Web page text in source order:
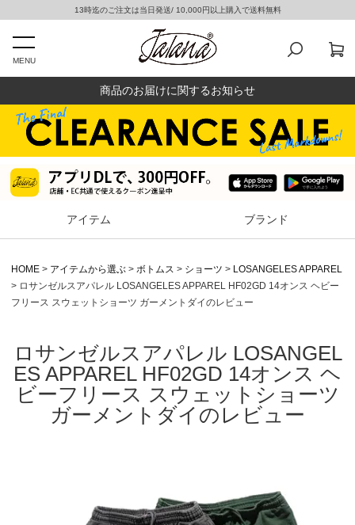
13時迄のご注文は当日発送/ 10,000円以上購入で送料無料
MENU
商品のお届けに関するお知らせ
アイテム ブランド
HOME アイテムから選ぶ ボトムス ショーツ
LOSANGELES APPAREL
ロサンゼルスアパレル LOSANGELES APPAREL HF02GD 14オンス ヘビー
フリース スウェットショーツ ガーメントダイのレビュー
ロサンゼルスアパレル LOSANGEL
ES APPAREL HF02GD 14オンス ヘ
ビーフリース スウェットショーツ
ガーメントダイのレビュー